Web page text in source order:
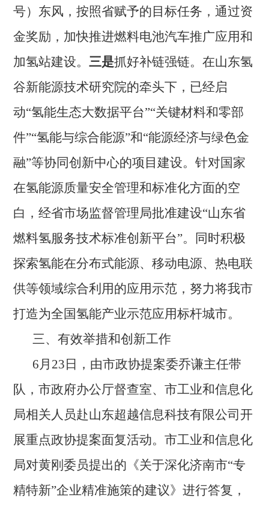
号）东风，按照省赋予的目标任务，通过资
金奖励，加快推进燃料电池汽车推广应用和
加氢站建设。 三是抓好补链强链。 在山东氢
谷新能源技术研究院的牵头下，已经启
动“氢能生态大数据平台”“关键材料和零部
件”“氢能与综合能源”和“能源经济与绿色金
融”等协同创新中心的项目建设。针对国家
在氢能源质量安全管理和标准化方面的空
白，经省市场监督管理局批准建设“山东省
燃料氢服务技术标准创新平台”。
同时积极
探索氢能在分布式能源、移动电源、热电联
供等领域综合利用的应用示范， 努力将我市
打造为全国氢能产业示范应用标杆城市。
三、有效举措和创新工作
6月23日，由市政协提案委乔谦主任带
队，市政府办公厅督查室、市工业和信息化
局相关人员赴山东超越信息科技有限公司开
展重点政协提案面复活动。市工业和信息化
局对黄刚委员提出的《关于深化济南市“专
精特新”企业精准施策的建议》进行答复，